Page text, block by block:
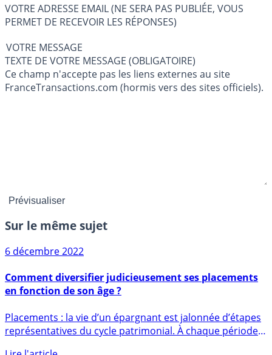
VOTRE ADRESSE EMAIL (NE SERA PAS PUBLIÉE, VOUS
PERMET DE RECEVOIR LES RÉPONSES)
VOTRE MESSAGE
TEXTE DE VOTRE MESSAGE (OBLIGATOIRE)
Ce champ n'accepte pas les liens externes au site
FranceTransactions.com (hormis vers des sites officiels).
Sur le même sujet
6 décembre 2022
en fonction de son âge ?
Placements : la vie d’un épargnant est jalonnée d’étapes